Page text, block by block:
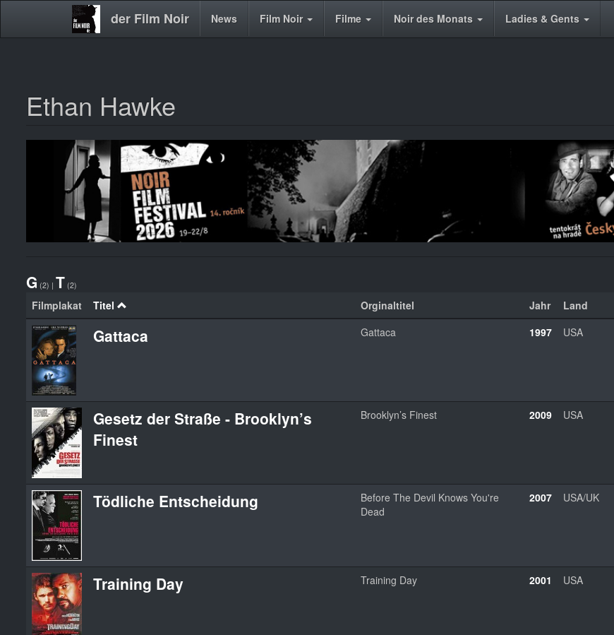
der Film Noir
Main News Film Noir Filme Noir des Monats Ladies & Gents
Ethan Hawke
G (2) | T (2)
Filmplakat Titel Orginaltitel Jahr Land
Gattaca Gattaca 1997 USA
Gesetz der Straße - Brooklyn’s
Finest
Brooklyn’s Finest 2009 USA
Tödliche Entscheidung
Before The Devil Knows You're
Dead
2007 USA/UK
Training Day Training Day 2001 USA